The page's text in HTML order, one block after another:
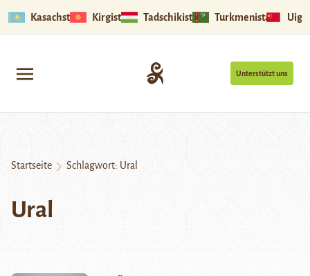
Kasachstan Kirgistan Tadschikistan Turkmenistan
Unterstützt uns
Startseite Schlagwort: Ural
Ural